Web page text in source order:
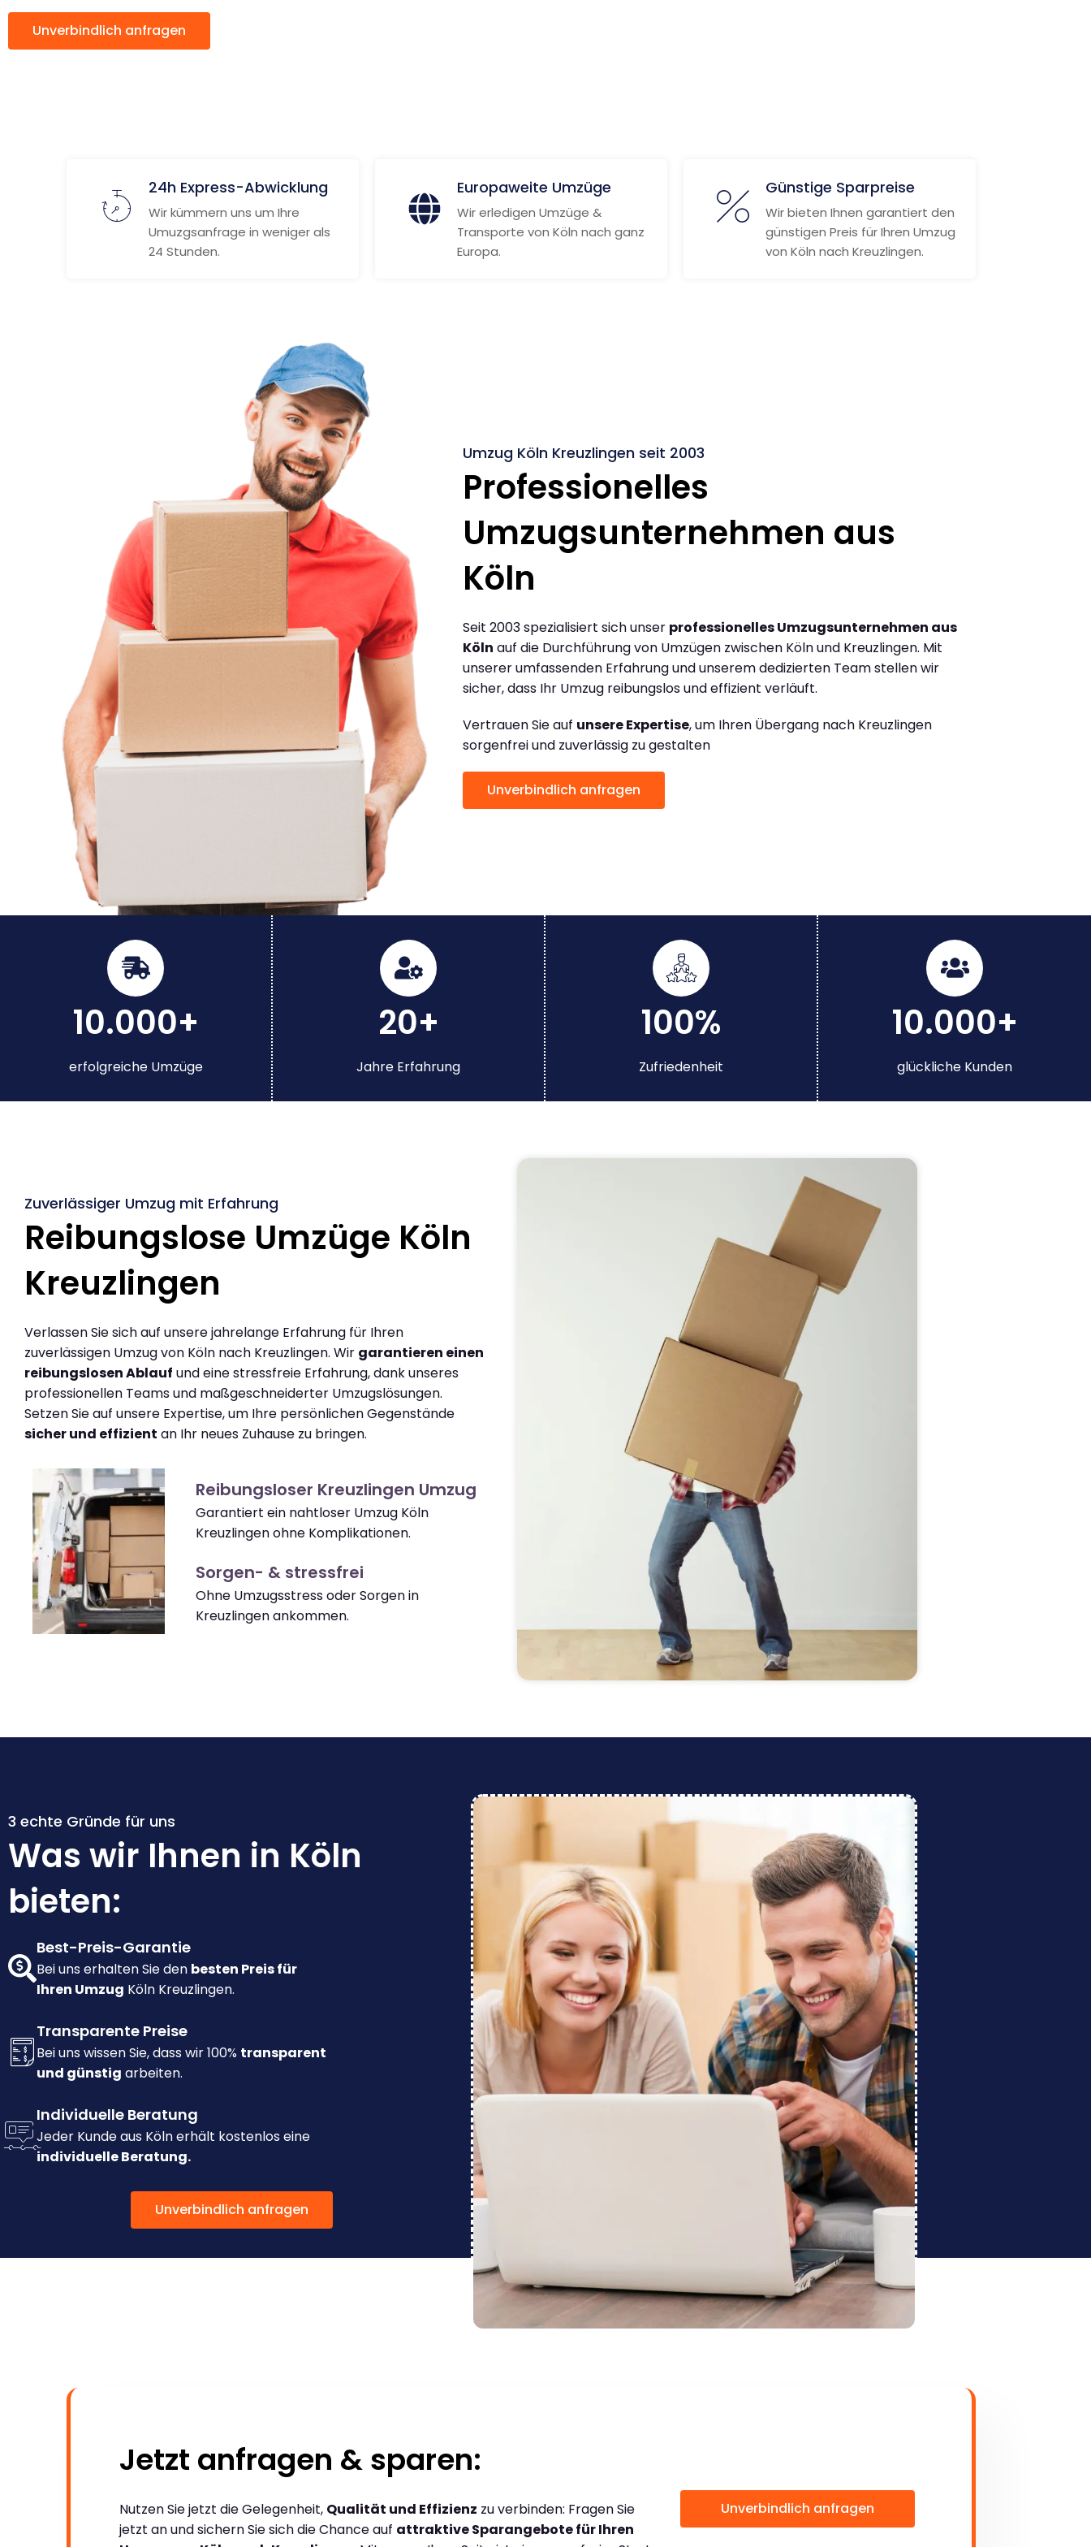
Unverbindlich anfragen
24h Express-Abwicklung
Wir kümmern uns um Ihre
Umuzgsanfrage in weniger als
24 Stunden.
Europaweite Umzüge
Wir erledigen Umzüge &
Transporte von Köln nach ganz
Europa.
Günstige Sparpreise
Wir bieten Ihnen garantiert den
günstigen Preis für Ihren Umzug
von Köln nach Kreuzlingen.
Umzug Köln Kreuzlingen seit 2003
Professionelles
Umzugsunternehmen aus
Köln
Seit 2003 spezialisiert sich unser professionelles Umzugsunternehmen aus
Köln auf die Durchführung von Umzügen zwischen Köln und Kreuzlingen. Mit
unserer umfassenden Erfahrung und unserem dedizierten Team stellen wir
sicher, dass Ihr Umzug reibungslos und effizient verläuft.
Vertrauen Sie auf unsere Expertise, um Ihren Übergang nach Kreuzlingen
sorgenfrei und zuverlässig zu gestalten
Unverbindlich anfragen
10.000+
erfolgreiche Umzüge
20+
Jahre Erfahrung
100%
Zufriedenheit
10.000+
glückliche Kunden
Zuverlässiger Umzug mit Erfahrung
Reibungslose Umzüge Köln
Kreuzlingen
Verlassen Sie sich auf unsere jahrelange Erfahrung für Ihren
zuverlässigen Umzug von Köln nach Kreuzlingen. Wir garantieren einen
reibungslosen Ablauf und eine stressfreie Erfahrung, dank unseres
professionellen Teams und maßgeschneiderter Umzugslösungen.
Setzen Sie auf unsere Expertise, um Ihre persönlichen Gegenstände
sicher und effizient an Ihr neues Zuhause zu bringen.
Reibungsloser Kreuzlingen Umzug
Garantiert ein nahtloser Umzug Köln
Kreuzlingen ohne Komplikationen.
Sorgen- & stressfrei
Ohne Umzugsstress oder Sorgen in
Kreuzlingen ankommen.
3 echte Gründe für uns
Was wir Ihnen in Köln
bieten:
Best-Preis-Garantie
Bei uns erhalten Sie den besten Preis für
Ihren Umzug Köln Kreuzlingen.
Transparente Preise
Bei uns wissen Sie, dass wir 100% transparent
und günstig arbeiten.
Individuelle Beratung
Jeder Kunde aus Köln erhält kostenlos eine
individuelle Beratung.
Unverbindlich anfragen
Jetzt anfragen & sparen:
Nutzen Sie jetzt die Gelegenheit, Qualität und Effizienz zu verbinden: Fragen Sie
jetzt an und sichern Sie sich die Chance auf attraktive Sparangebote für Ihren
Unverbindlich anfragen